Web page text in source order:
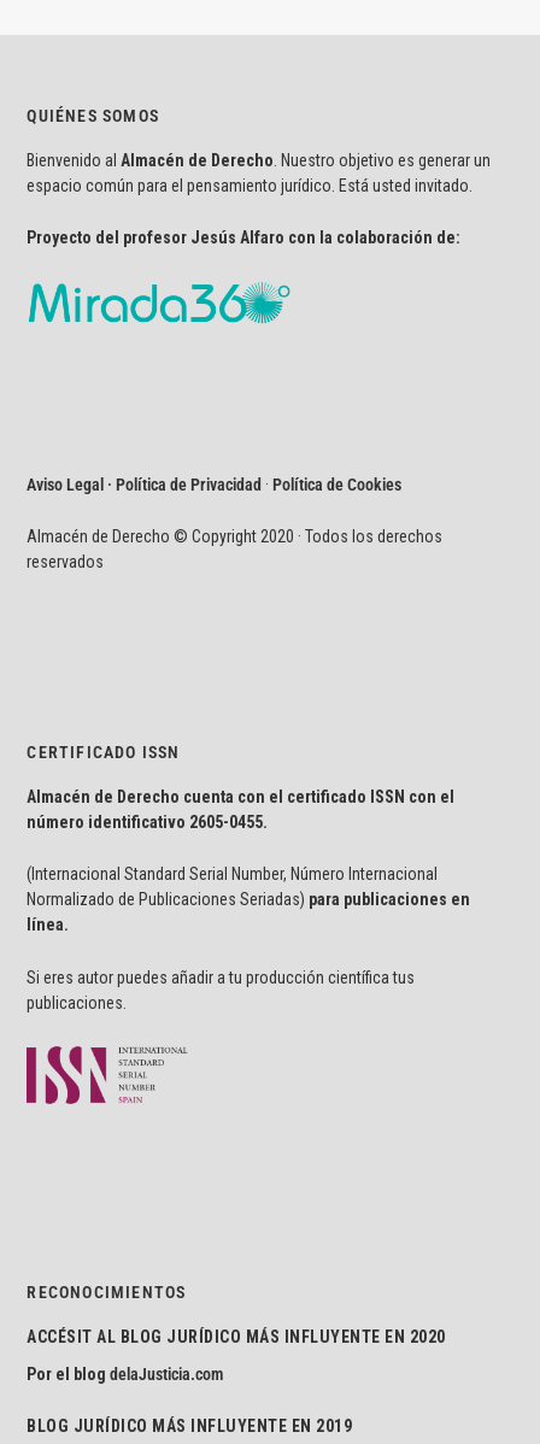
QUIÉNES SOMOS
Bienvenido al Almacén de Derecho . Nuestro objetivo es generar un
espacio común para el pensamiento jurídico. Está usted invitado.
Proyecto del profesor Jesús Alfaro con la colaboración de:
Aviso Legal · Política de Privacidad ·Política de Cookies
Almacén de Derecho © Copyright 2020 · Todos los derechos
reservados
CERTIFICADO ISSN
Almacén de Derecho cuenta con el certificado ISSN con el
número identificativo 2605-0455.
(Internacional Standard Serial Number, Número Internacional
Normalizado de Publicaciones Seriadas) para publicaciones en
línea.
Si eres autor puedes añadir a tu producción científica tus
publicaciones.
RECONOCIMIENTOS
ACCÉSIT AL BLOG JURÍDICO MÁS INFLUYENTE EN 2020
Por el blogdelaJusticia.com
BLOG JURÍDICO MÁS INFLUYENTE EN 2019